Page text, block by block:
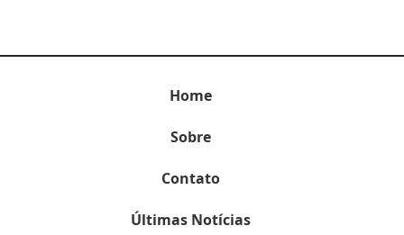
Home
Sobre
Contato
Últimas Notícias